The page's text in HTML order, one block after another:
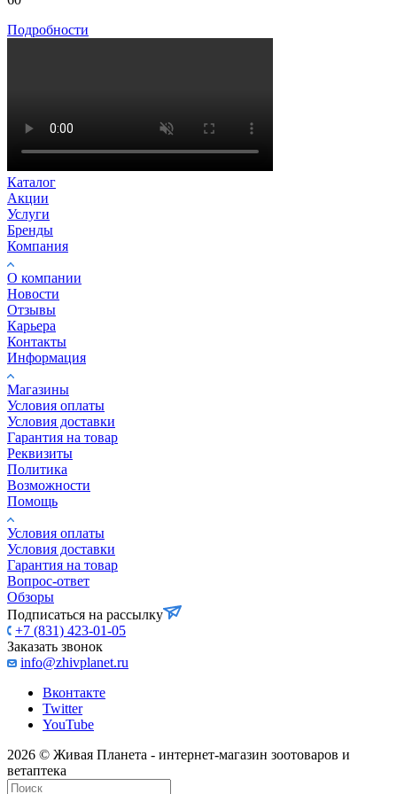
Подробности
Каталог
Акции
Услуги
Бренды
Компания
О компании
Новости
Отзывы
Карьера
Контакты
Информация
Магазины
Условия оплаты
Условия доставки
Гарантия на товар
Реквизиты
Политика
Возможности
Помощь
Условия оплаты
Условия доставки
Гарантия на товар
Вопрос-ответ
Обзоры
Подписаться на рассылку
+7 (831) 423-01-05
Заказать звонок
info@zhivplanet.ru
Вконтакте
Twitter
YouTube
2026 © Живая Планета - интернет-магазин зоотоваров и
ветаптека